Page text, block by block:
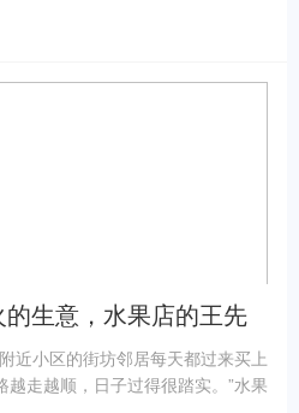
凭借高效灵活、可油可电等特点
。
生意，水果店的王先
经！
近小区的街坊邻居每天都过来买上
走越顺，日子过得很踏实。”水果